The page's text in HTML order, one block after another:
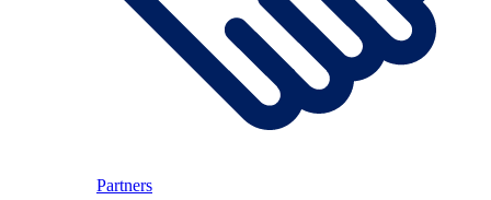
Partners